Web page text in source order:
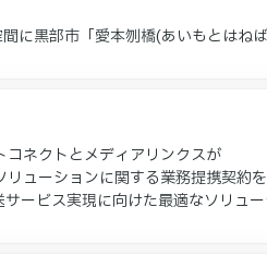
間に黒部市「愛本刎橋(あいもとはね
コネクトとメディアリンクスが
リューションに関する業務提携契約
サービス実現に向けた最適なソリュ